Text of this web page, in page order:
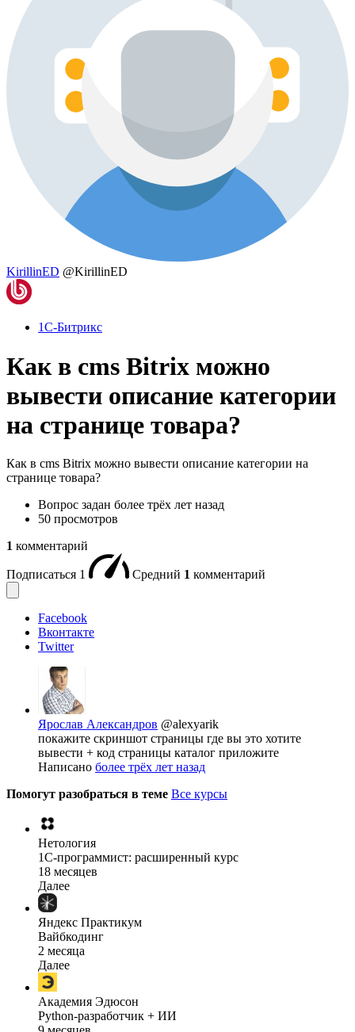
KirillinED @KirillinED
1С-Битрикс
Как в cms Bitrix можно
вывести описание категории
на странице товара?
Как в cms Bitrix можно вывести описание категории на
странице товара?
Вопрос задан более трёх лет назад
50 просмотров
1 комментарий
Подписаться 1 Средний 1 комментарий
Facebook
Вконтакте
Twitter
Ярослав Александров @alexyarik
покажите скриншот страницы где вы это хотите
вывести + код страницы каталог приложите
Написано более трёх лет назад
Помогут разобраться в теме Все курсы
Нетология
1C-программист: расширенный курс
18 месяцев
Далее
Яндекс Практикум
Вайбкодинг
2 месяца
Далее
Академия Эдюсон
Python-разработчик + ИИ